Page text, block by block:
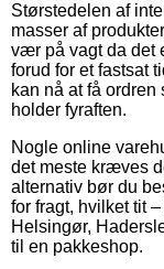
Størstedelen af
masser af
vær på vagt da det
forud for et fastsat
kan nå at få
holder fyraften.
Nogle online
det meste kræves
alternativ bør du
for fragt, hvilket tit
Helsingør,
til en pakkeshop.